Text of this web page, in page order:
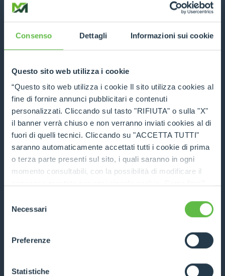
Consenso Dettagli Informazioni sui cookie
Questo sito web utilizza i cookie
“Questo sito web utilizza i cookie Il sito utilizza cookies al
fine di fornire annunci pubblicitari e contenuti
personalizzati. Cliccando sul tasto "RIFIUTA" o sulla "X"
il banner verrà chiuso e non verranno inviati cookies al di
fuori di quelli tecnici. Cliccando su "ACCETTA TUTTI"
saranno automaticamente accettati tutti i cookie di prima
o terza parte presenti sul sito, i quali saranno in ogni
momento consultabili, con la possibilità di modificare il
ogni pagina, selezionare "Modifichi il suo consenso" e
dell'informativa completa nel footer presente in ogni
pagina. Per esercitare i diritti riconosciuti all'interessato ai
GDPR abbiamo predisposto una
apposita procedura.
delNecessari
Preferenze
Statistiche
Pipe handler
DISCOVER MORE
Tyre handler
COMPARE